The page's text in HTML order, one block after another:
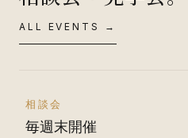
ALL EVENTS →
相談会
毎週末開催